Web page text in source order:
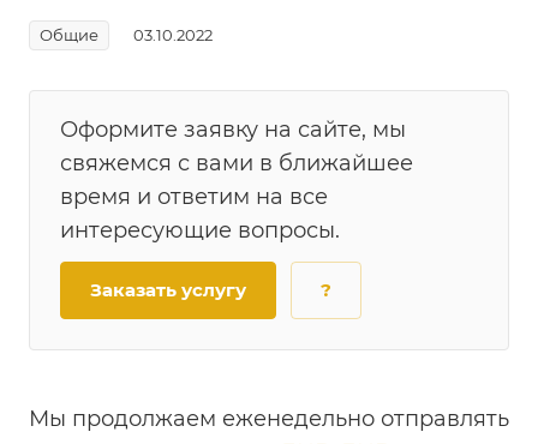
Общие 03.10.2022
Оформите заявку на сайте, мы
свяжемся с вами в ближайшее
время и ответим на все
интересующие вопросы.
Заказать услугу ?
Мы продолжаем еженедельно отправлять